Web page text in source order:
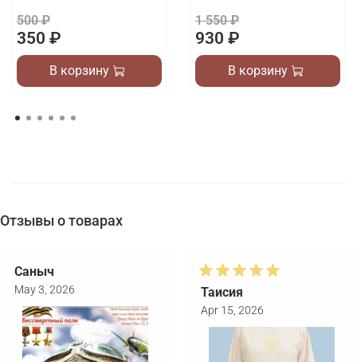
500 ₽
350 ₽
В корзину
1 550 ₽
930 ₽
В корзину
Отзывы о товарах
Саныч
May 3, 2026 Таисия
Apr 15, 2026